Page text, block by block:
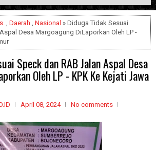
, Daerah , Nasional » Diduga Tidak Sesuai
Desa Margoagung DiLaporkan Oleh LP -
Speck dan RAB Jalan Aspal Desa
Oleh LP - KPK Ke Kejati Jawa
April 08, 2024 No comments